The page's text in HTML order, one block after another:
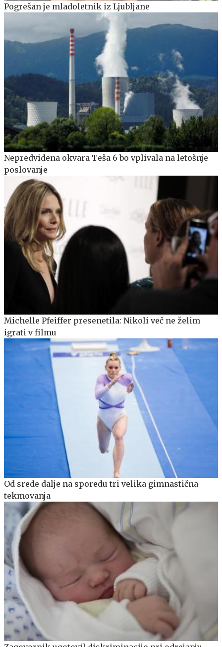
Pogrešan je mladoletnik iz Ljubljane
Nepredvidena okvara Teša 6 bo vplivala na letošnje
poslovanje
Michelle Pfeiffer presenetila: Nikoli več ne želim
igrati v filmu
Od srede dalje na sporedu tri velika gimnastična
tekmovanja